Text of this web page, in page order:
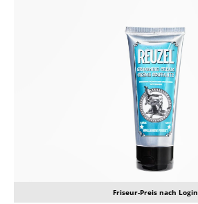
Friseur-Preis nach Login